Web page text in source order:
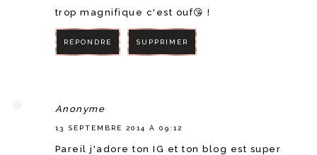
trop magnifique c'est ouf😘 !
RÉPONDRE SUPPRIMER
Anonyme
13 SEPTEMBRE 2014 À 09:12
Pareil j'adore ton IG et ton blog est super